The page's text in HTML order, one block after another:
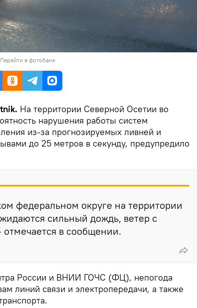
Перейти в фотобанк
На территории Северной Осетии во
нарушения работы систем
из-за прогнозируемых ливней и
до 25 метров в секунду, предупредило
федеральном округе на территории
сильный дождь, ветер с
в сообщении.
России и ВНИИ ГОЧС (ФЦ), непогода
линий связи и электропередачи, а также